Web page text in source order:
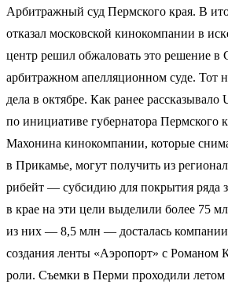
Арбитражный суд Пермского края. В
отказал московской кинокомпании в
центр решил обжаловать это решение в
арбитражном апелляционном суде. Тот
дела в октябре. Как ранее рассказывало
по инициативе губернатора Пермского
Махонина кинокомпании, которые
в Прикамье, могут получить из
рибейт — субсидию для покрытия ряда
в крае на эти цели выделили более 75
из них — 8,5 млн — досталась
создания ленты «Аэропорт» с Романом
роли. Съемки в Перми проходили